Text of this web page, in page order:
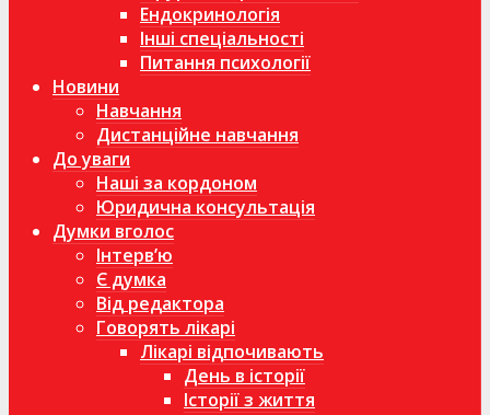
Ендокринологія
Інші спеціальності
Питання психології
Новини
Навчання
Дистанційне навчання
До уваги
Наші за кордоном
Юридична консультація
Думки вголос
Інтерв’ю
Є думка
Від редактора
Говорять лікарі
Лікарі відпочивають
День в історії
Історії з життя